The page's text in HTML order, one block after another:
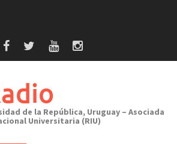
de la República, Uruguay – Asociada
Universitaria (RIU)